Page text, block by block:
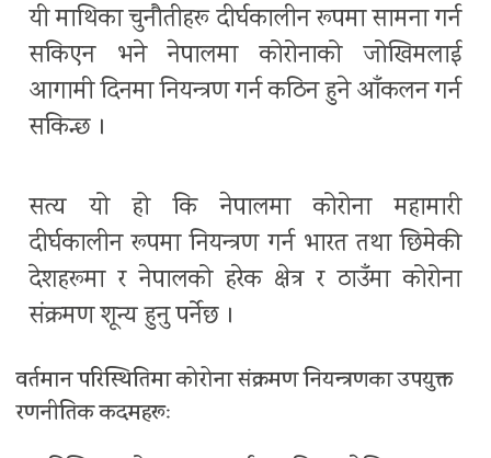
यी माथिका चुनौतीहरू दीर्घकालीन रूपमा सामना गर्न
सकिएन भने नेपालमा कोरोनाको जोखिमलाई
आगामी दिनमा नियन्त्रण गर्न कठिन हुने आँकलन गर्न
सकिन्छ ।
सत्य यो हो कि नेपालमा कोरोना महामारी
दीर्घकालीन रूपमा नियन्त्रण गर्न भारत तथा छिमेकी
देशहरूमा र नेपालको हरेक क्षेत्र र ठाउँमा कोरोना
संक्रमण शून्य हुनु पर्नेछ ।
वर्तमान परिस्थितिमा कोरोना संक्रमण नियन्त्रणका उपयुक्त
रणनीतिक कदमहरूः